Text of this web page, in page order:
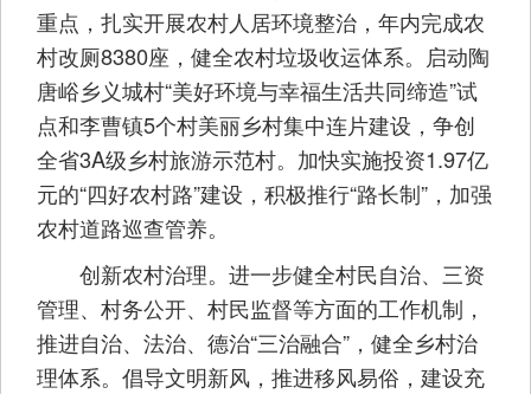
重点，扎实开展农村人居环境整治，年内完成农
村改厕8380座，健全农村垃圾收运体系。启动陶
唐峪乡义城村“美好环境与幸福生活共同缔造”试
点和李曹镇5个村美丽乡村集中连片建设，争创
全省3A级乡村旅游示范村。加快实施投资1.97亿
元的“四好农村路”建设，积极推行“路长制”，加强
农村道路巡查管养。
创新农村治理。进一步健全村民自治、三资
管理、村务公开、村民监督等方面的工作机制，
推进自治、法治、德治“三治融合”，健全乡村治
理体系。倡导文明新风，推进移风易俗，建设充